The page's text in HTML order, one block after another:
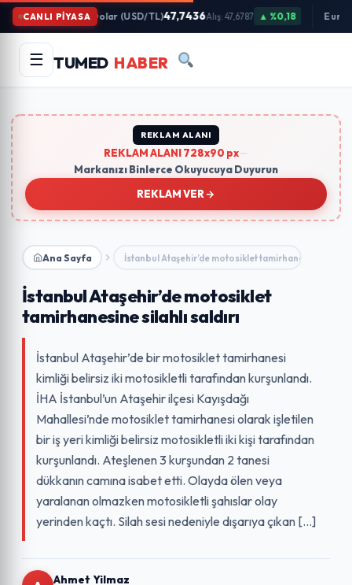
İçeriğe
Atla
CANLI PİYASADolar (USD/TL)47,7436Alış: 47,6787 ▲ %0,18 Euro
☰ TUMED HABER
Arama
yapın:
REKLAM ALANI
REKLAM ALANI 728x90 px
Markanızı Binlerce Okuyucuya Duyurun
REKLAM VER
Ana Sayfa İstanbul Ataşehir’de motosiklet tamirhanesine silahlı
İstanbul Ataşehir’de motosiklet
tamirhanesine silahlı saldırı
İstanbul Ataşehir’de bir motosiklet tamirhanesi
kimliği belirsiz iki motosikletli tarafından kurşunlandı.
İHA İstanbul’un Ataşehir ilçesi Kayışdağı
Mahallesi’nde motosiklet tamirhanesi olarak işletilen
bir iş yeri kimliği belirsiz motosikletli iki kişi tarafından
kurşunlandı. Ateşlenen 3 kurşundan 2 tanesi
dükkanın camına isabet etti. Olayda ölen veya
yaralanan olmazken motosikletli şahıslar olay
yerinden kaçtı. Silah sesi nedeniyle dışarıya çıkan […]
Ahmet Yilmaz